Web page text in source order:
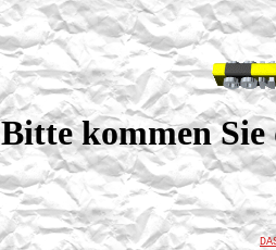
Bitte kommen